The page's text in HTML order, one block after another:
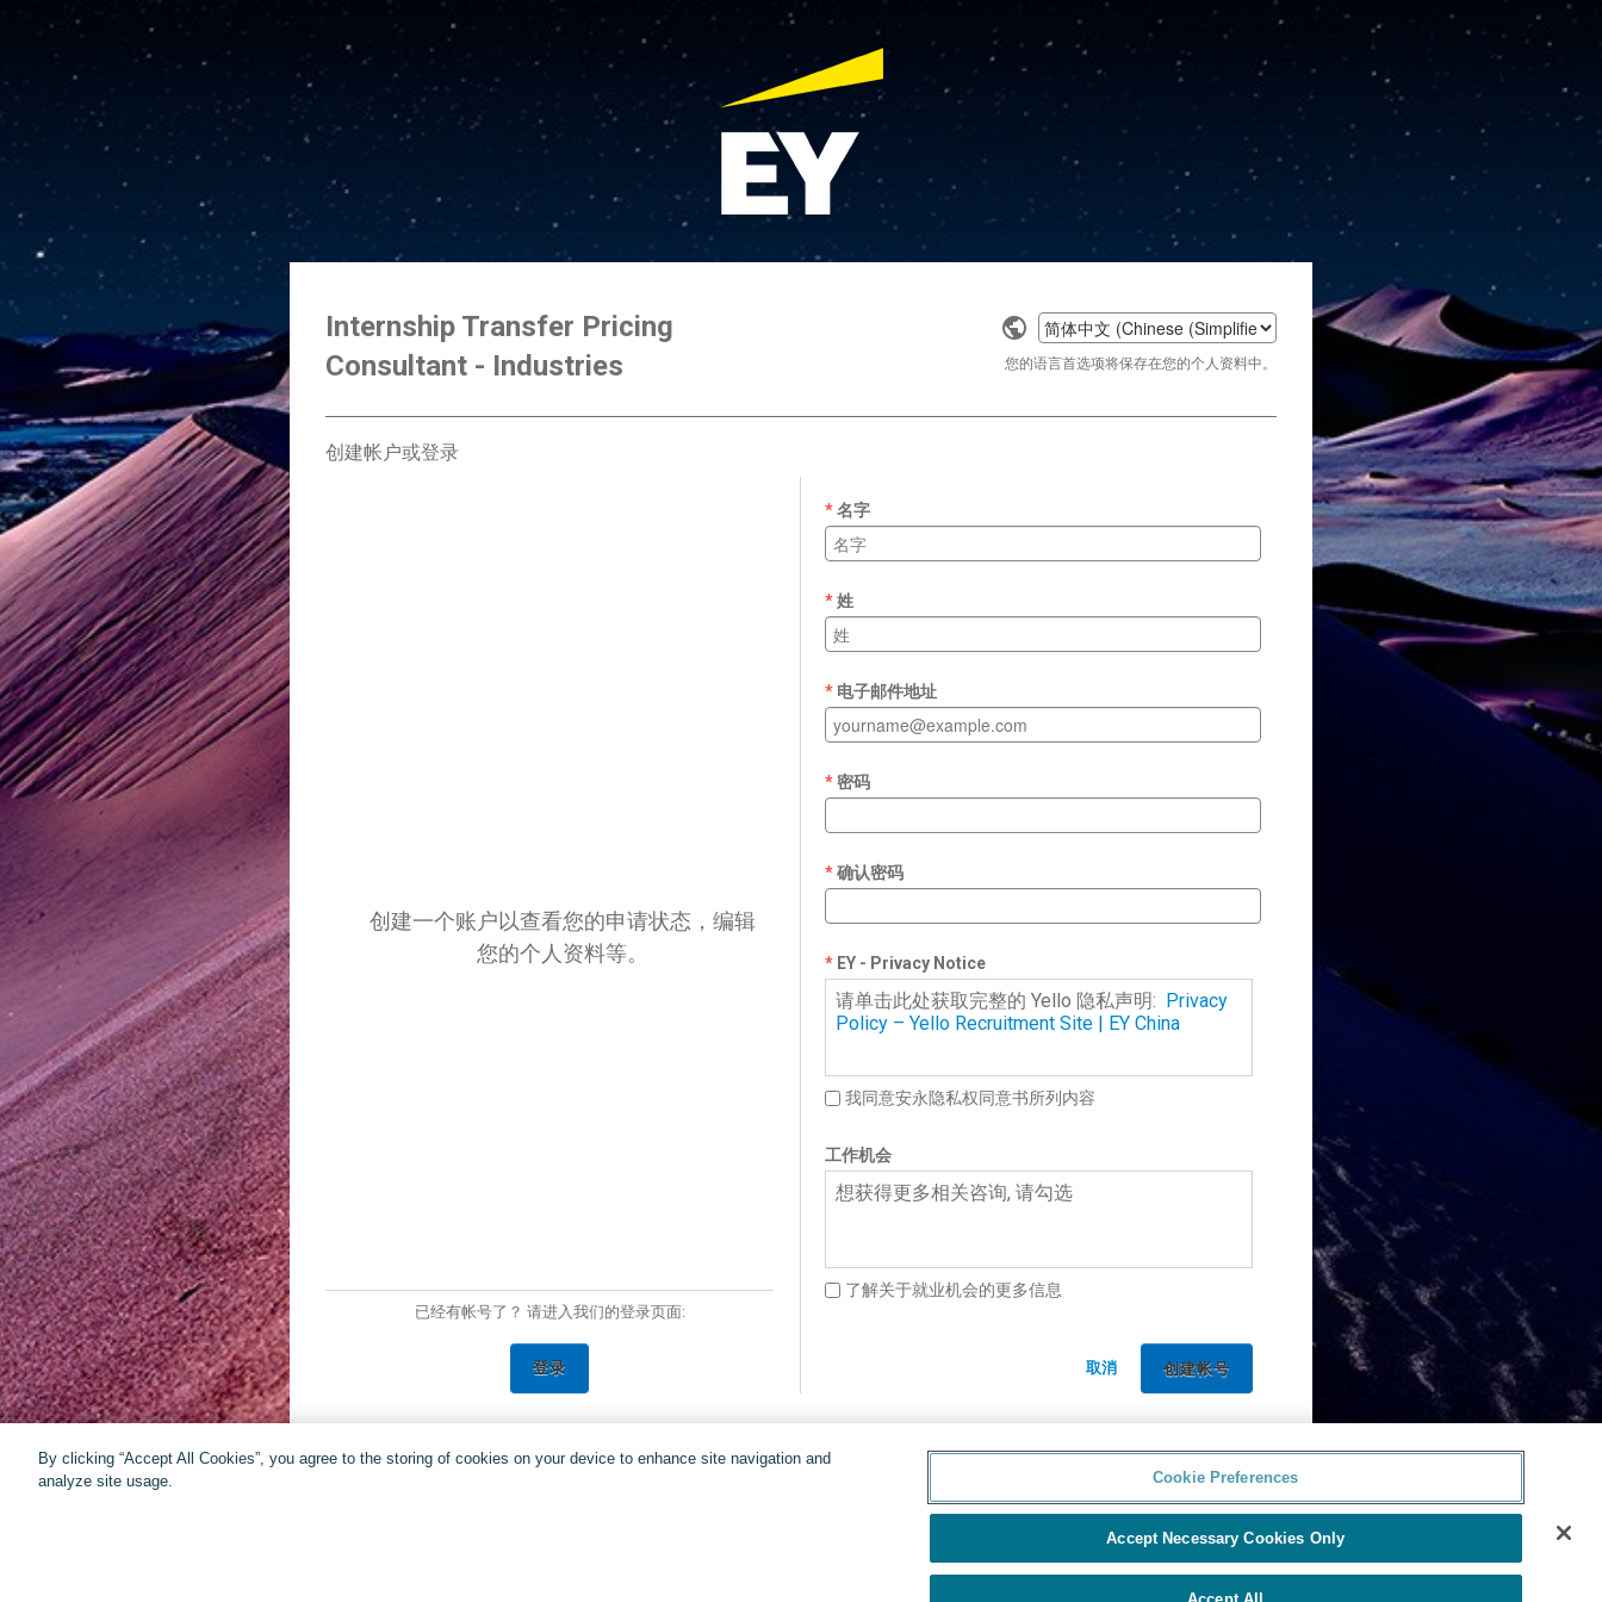
Select
a
language
您的语言首选项将保存在您的个人资料中。
Internship Transfer Pricing
Consultant - Industries
创建帐户或登录
创建一个账户以查看您的申请状态，编辑
您的个人资料等。
已经有帐号了？ 请进入我们的登录页面:
登录
名字
姓
电子邮件地址
密码
确认密码
EY - Privacy Notice
请单击此处获取完整的 Yello 隐私声明: Privacy
Policy – Yello Recruitment Site | EY China
我同意安永隐私权同意书所列内容
工作机会
想获得更多相关咨询, 请勾选
了解关于就业机会的更多信息
取消
By clicking “Accept All Cookies”, you agree to the storing of cookies on your device to enhance site navigation and
analyze site usage.
Cookie Preferences
Accept Necessary Cookies Only